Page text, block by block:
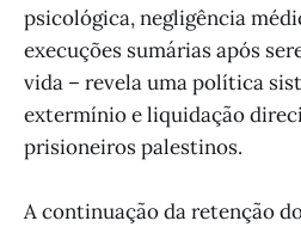
psicológica, negligência
execuções sumárias após
vida – revela uma política
extermínio e liquidação
prisioneiros palestinos.
A continuação da retenção